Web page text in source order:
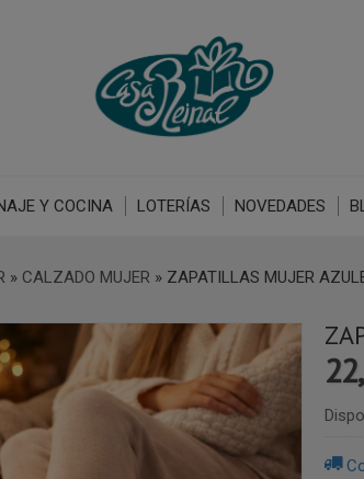
Y COCINA LOTERÍAS NOVEDADES
» CALZADO MUJER » ZAPATILLAS MUJER